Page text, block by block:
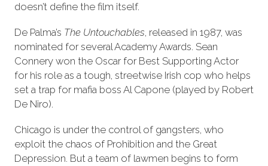
doesn’t define the film itself.
De Palma’s The Untouchables, released in 1987, was
nominated for several Academy Awards. Sean
Connery won the Oscar for Best Supporting Actor
for his role as a tough, streetwise Irish cop who helps
set a trap for mafia boss Al Capone (played by Robert
De Niro).
Chicago is under the control of gangsters, who
exploit the chaos of Prohibition and the Great
Depression. But a team of lawmen begins to form